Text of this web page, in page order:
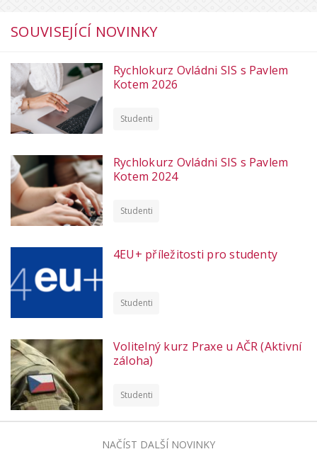
SOUVISEJÍCÍ NOVINKY
Rychlokurz Ovládni SIS s Pavlem
Kotem 2026
Studenti
Rychlokurz Ovládni SIS s Pavlem
Kotem 2024
Studenti
4EU+ příležitosti pro studenty
Studenti
Volitelný kurz Praxe u AČR (Aktivní
záloha)
Studenti
NAČÍST DALŠÍ NOVINKY